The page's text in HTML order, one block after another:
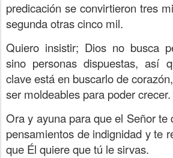
predicación se convirtieron tres
segunda otras cinco mil.
Quiero insistir; Dios no busca
sino personas dispuestas, así
clave está en buscarlo de
ser moldeables para poder crecer.
Ora y ayuna para que el Señor te
pensamientos de indignidad y te
que Él quiere que tú le sirvas.